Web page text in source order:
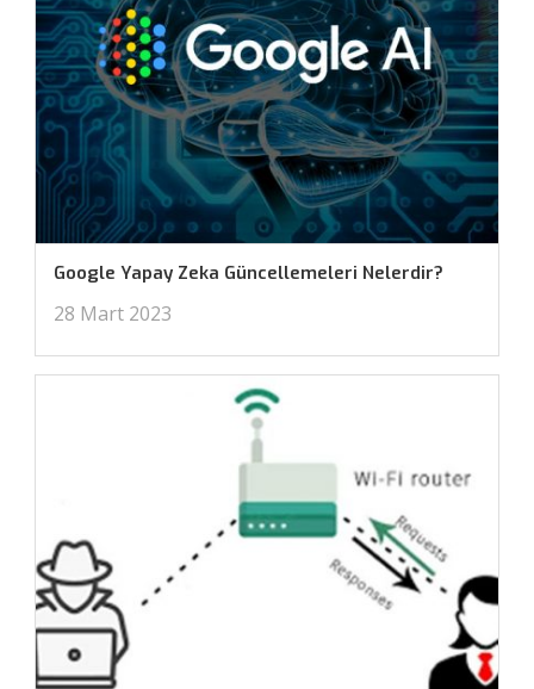
Google Yapay Zeka Güncellemeleri Nelerdir?
28 Mart 2023